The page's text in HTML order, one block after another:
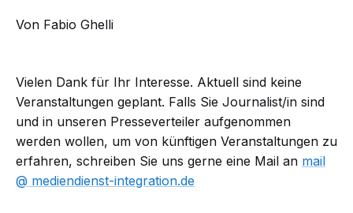
Von Fabio Ghelli
Vielen Dank für Ihr Interesse. Aktuell sind keine
Veranstaltungen geplant. Falls Sie Journalist/in sind
und in unseren Presseverteiler aufgenommen
werden wollen, um von künftigen Veranstaltungen zu
erfahren, schreiben Sie uns gerne eine Mail an mail​
mediendienst-integration.de